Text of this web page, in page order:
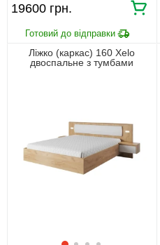
19600 грн.
Ліжко (каркас) 160 Xelo
двоспальне з тумбами